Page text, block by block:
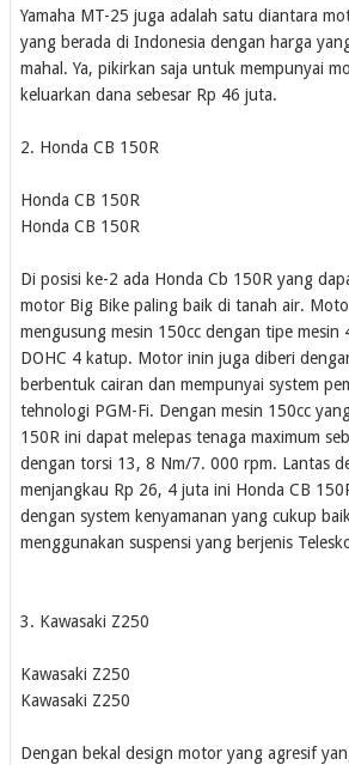
Yamaha MT-25 juga adalah satu diantara
yang berada di Indonesia dengan harga
mahal. Ya, pikirkan saja untuk mempunyai
keluarkan dana sebesar Rp 46 juta.
2. Honda CB 150R
Honda CB 150R
Honda CB 150R
Di posisi ke-2 ada Honda Cb 150R yang
motor Big Bike paling baik di tanah air.
mengusung mesin 150cc dengan tipe mesin
DOHC 4 katup. Motor inin juga diberi
berbentuk cairan dan mempunyai system
tehnologi PGM-Fi. Dengan mesin 150cc
150R ini dapat melepas tenaga maximum
dengan torsi 13, 8 Nm/7. 000 rpm. Lantas
menjangkau Rp 26, 4 juta ini Honda CB
dengan system kenyamanan yang cukup
menggunakan suspensi yang berjenis
3. Kawasaki Z250
Kawasaki Z250
Kawasaki Z250
Dengan bekal design motor yang agresif